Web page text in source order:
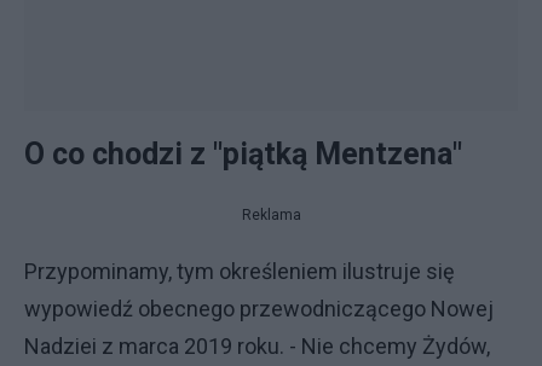
O co chodzi z "piątką Mentzena"
Reklama
Przypominamy, tym określeniem ilustruje się
wypowiedź obecnego przewodniczącego Nowej
Nadziei z marca 2019 roku. - Nie chcemy Żydów,